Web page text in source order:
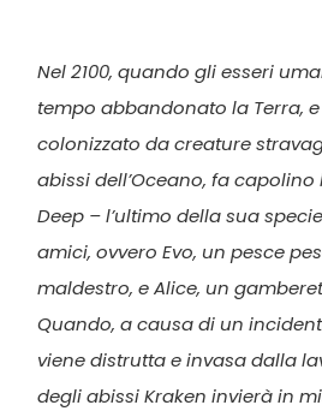
Nel 2100, quando gli esseri
tempo abbandonato la Terra,
colonizzato da creature
abissi dell’Oceano, fa capolino
Deep – l’ultimo della sua
amici, ovvero Evo, un pesce
maldestro, e Alice, un
Quando, a causa di un
viene distrutta e invasa dalla
degli abissi Kraken invierà in